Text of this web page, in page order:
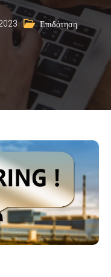
Επιδότηση